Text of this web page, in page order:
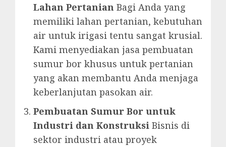
Lahan Pertanian Bagi Anda yang
memiliki lahan pertanian, kebutuhan
air untuk irigasi tentu sangat krusial.
Kami menyediakan jasa pembuatan
sumur bor khusus untuk pertanian
yang akan membantu Anda menjaga
keberlanjutan pasokan air.
Pembuatan Sumur Bor untuk
Industri dan Konstruksi Bisnis di
sektor industri atau proyek